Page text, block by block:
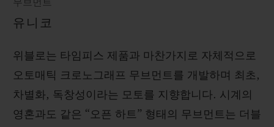
무브먼트
유니코
위블로는 타임피스 제품과 마찬가지로 자체적으로
오토매틱 크로노그래프 무브먼트를 개발하며 최초,
차별화, 독창성이라는 모토를 지향합니다. 시계의
영혼과도 같은 “오픈 하트” 형태의 무브먼트는 더블